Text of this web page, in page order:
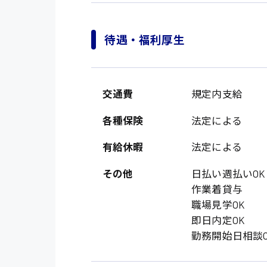
製造・軽作業・物流系
組立、加工
軽作業
介護・医療系
医師
広島市佐伯区
廿日市市
山県郡
時給1200円～
時給制すべて
日給制すべて
待遇・福利厚生
交通費 規定内支給
各種保険 法定による
有給休暇 法定による
その他
日払い週払い
作業着貸与
職場見学OK
即日内定OK
勤務開始日相談